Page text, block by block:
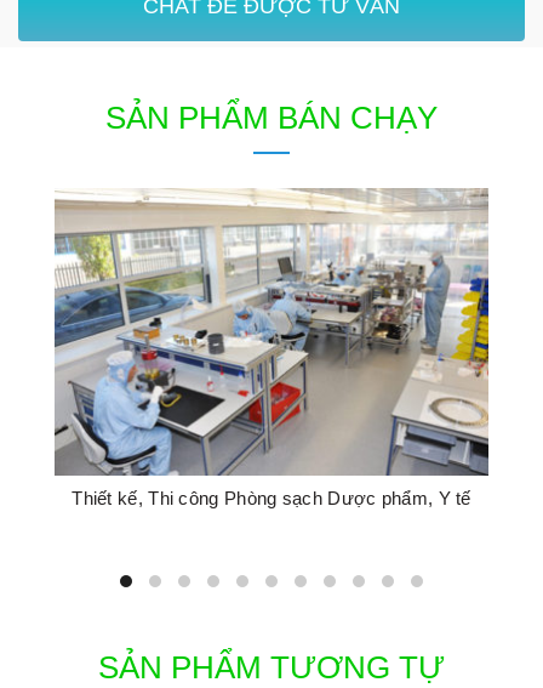
CHAT ĐỂ ĐƯỢC TƯ VẤN
SẢN PHẨM BÁN CHẠY
Thiết kế, Thi công Phòng sạch Dược phẩm, Y tế
SẢN PHẨM TƯƠNG TỰ